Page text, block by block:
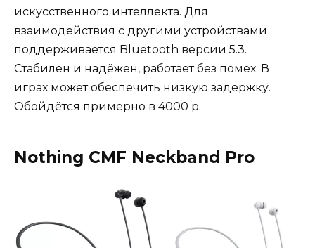
искусственного интеллекта. Для
взаимодействия с другими устройствами
поддерживается Bluetooth версии 5.3.
Стабилен и надёжен, работает без помех. В
играх может обеспечить низкую задержку.
Обойдётся примерно в 4000 р.
Nothing CMF Neckband Pro